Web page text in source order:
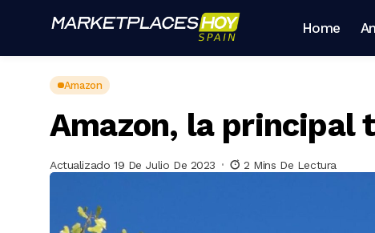
Home
Amazon
Amazon, la principal
Actualizado 19 De Julio De 2023 2 Mins De Lectura